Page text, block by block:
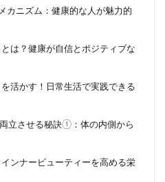
カニズム：健康的な人が魅力的
は？健康が自信とポジティブな
活かす！日常生活で実践できる
立させる秘訣①：体の内側から
ンナービューティーを高める栄